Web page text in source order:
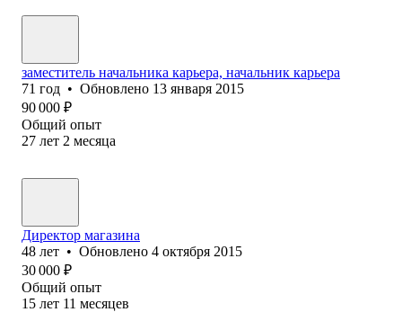
заместитель начальника карьера, начальник карьера
71 год • Обновлено 13 января 2015
90 000 ₽
Общий опыт
27 лет 2 месяца
Директор магазина
48 лет • Обновлено 4 октября 2015
30 000 ₽
Общий опыт
15 лет 11 месяцев